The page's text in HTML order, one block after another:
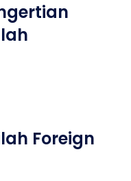
Foreign